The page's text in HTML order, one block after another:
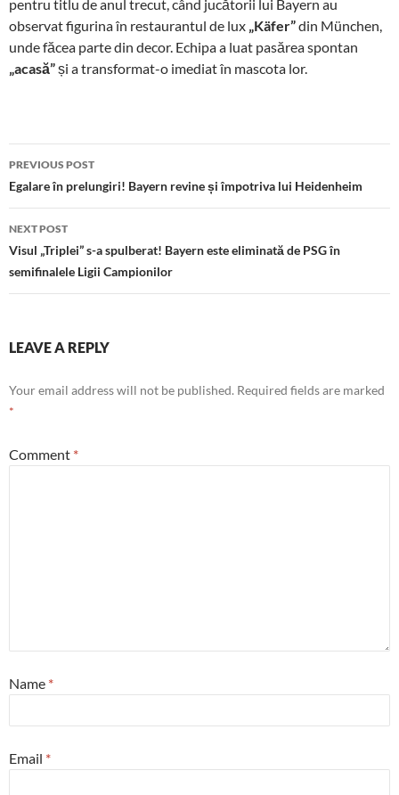
pentru titlu de anul trecut, când jucătorii lui Bayern au
observat figurina în restaurantul de lux „Käfer”din München,
unde făcea parte din decor. Echipa a luat pasărea spontan
„acasă”și a transformat-o imediat în mascota lor.
Post
navigation
PREVIOUS POST
Egalare în prelungiri! Bayern revine și împotriva lui Heidenheim
NEXT POST
Visul „Triplei” s-a spulberat! Bayern este eliminată de PSG în
semifinalele Ligii Campionilor
LEAVE A REPLY
Your email address will not be published. Required fields are marked
*
Comment *
Name *
Email *